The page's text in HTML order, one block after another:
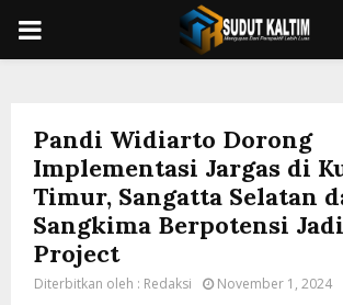
PRIMARY
Pandi Widiarto Dorong
Implementasi Jargas di
Timur, Sangatta Selatan
Sangkima Berpotensi
Project
Diterbitkan oleh : Redaksi November 1, 2024